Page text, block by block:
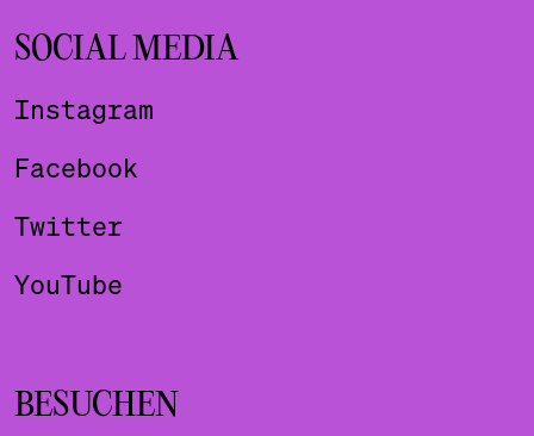
SOCIAL MEDIA
Instagram
Facebook
Twitter
YouTube
BESUCHEN